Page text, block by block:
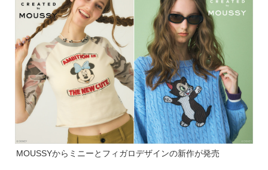
MOUSSYからミニーとフィガロデザインの新作が発売